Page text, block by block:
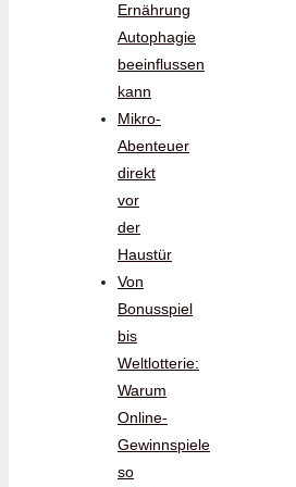
Ernährung
Autophagie
beeinflussen
kann
Mikro-
Abenteuer
direkt
vor
der
Haustür
Von
Bonusspiel
bis
Weltlotterie:
Warum
Online-
Gewinnspiele
so